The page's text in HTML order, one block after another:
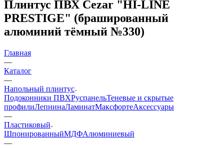
Плинтус ПВХ Cezar "HI-LINE
PRESTIGE" (брашированный
алюминий тёмный №330)
Главная
—
Каталог
—
Напольный плинтус
Подоконники ПВХРуспанельТеневые и скрытые
профилиЛепнинаЛаминатМаксфортеАксессуары
—
Пластиковый
ШпонированныйМДФАлюминиевый
—